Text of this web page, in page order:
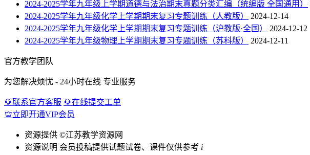
2024-2025学年九年级上学期道德与法治期末真题分类汇编（统编版 全国通用）
2024-2025学年九年级化学上学期期末复习专题训练（人教版）
2024-12-14
2024-2025学年九年级化学上学期期末复习专题训练（沪教版·全国）
2024-12-12
2024-2025学年九年级物理上学期期末复习专题训练（苏科版）
2024-12-11
官方教学团队
为您解决烦忧 - 24小时在线 专业服务
联系官方客服
在线提交工单
立即开通VIP会员
资源提供 ©江苏教学资源网
资源说明 会员投稿提供试题试卷、课件仅供参考 i